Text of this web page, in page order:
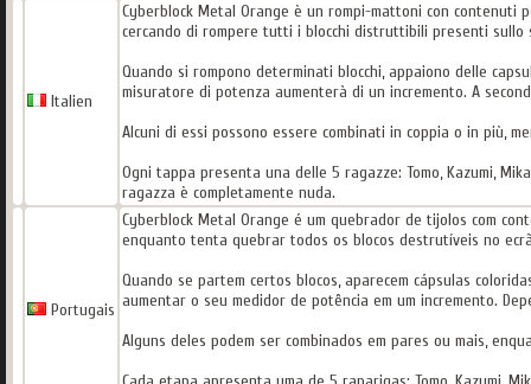
Italien
Cyberblock Metal Orange è un rompi-mattoni con contenuti
cercando di rompere tutti i blocchi distruttibili presenti sullo
Quando si rompono determinati blocchi, appaiono delle
misuratore di potenza aumenterà di un incremento. A
Alcuni di essi possono essere combinati in coppia o in più,
Ogni tappa presenta una delle 5 ragazze: Tomo, Kazumi,
ragazza è completamente nuda.
Portugais
Cyberblock Metal Orange é um quebrador de tijolos com
enquanto tenta quebrar todos os blocos destrutíveis no
Quando se partem certos blocos, aparecem cápsulas
aumentar o seu medidor de potência em um incremento.
Alguns deles podem ser combinados em pares ou mais,